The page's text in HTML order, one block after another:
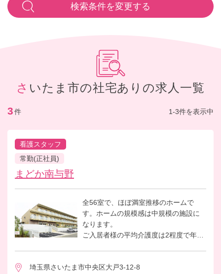
検索条件を変更する
さいたま市の社宅ありの求人一覧
3件 1-3件を表示中
看護スタッフ
常勤(正社員)
まどか南与野
全56室で、ほぼ満室推移のホームで
す。ホームの規模感は中規模の施設に
なります。
ご入居者様の平均介護度は2程度で年間
存度はあまり高くなく日々の健康管理
埼玉県さいたま市中央区大戸3-12-8